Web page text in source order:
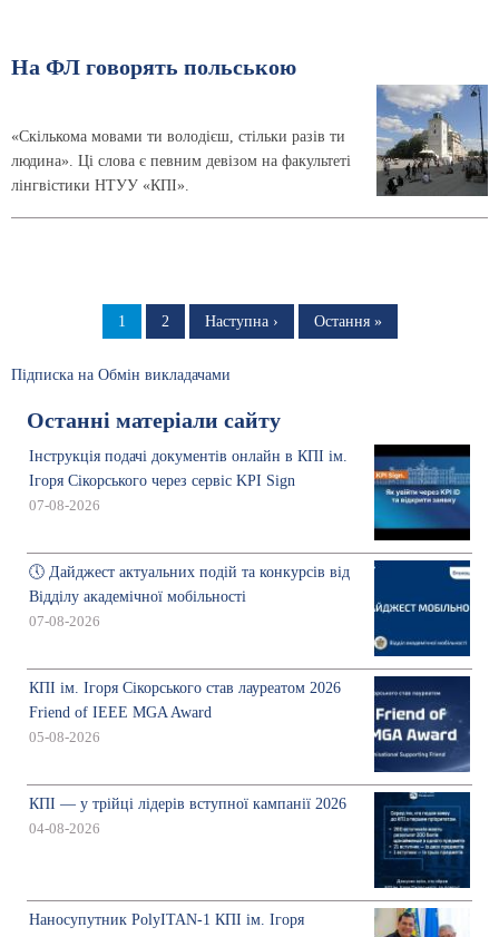
На ФЛ говорять польською
«Скількома мовами ти володієш, стільки разів ти
людина». Ці слова є певним девізом на факультеті
лінгвістики НТУУ «КПІ».
Сторінка
1 Сторінка
2
Наступна
Наступна ›
Остання
Остання »
Підписка на Обмін викладачами
Останні матеріали сайту
Інструкція подачі документів онлайн в КПІ ім.
Ігоря Сікорського через сервіс KPI Sign
07-08-2026
🕔 Дайджест актуальних подій та конкурсів від
Відділу академічної мобільності
07-08-2026
КПІ ім. Ігоря Сікорського став лауреатом 2026
Friend of IEEE MGA Award
05-08-2026
КПІ — у трійці лідерів вступної кампанії 2026
04-08-2026
Наносупутник PolyITAN-1 КПІ ім. Ігоря